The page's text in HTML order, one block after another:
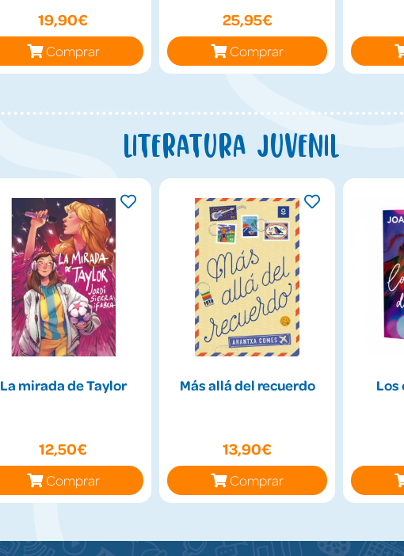
19,90€
Comprar
25,95€
Comprar
Literatura juvenil
La mirada de Taylor
12,50€
Comprar
Más allá del recuerdo
13,90€
Comprar
Los